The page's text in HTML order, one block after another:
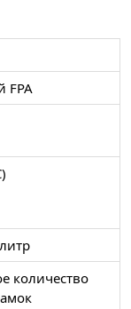
FPA
количество